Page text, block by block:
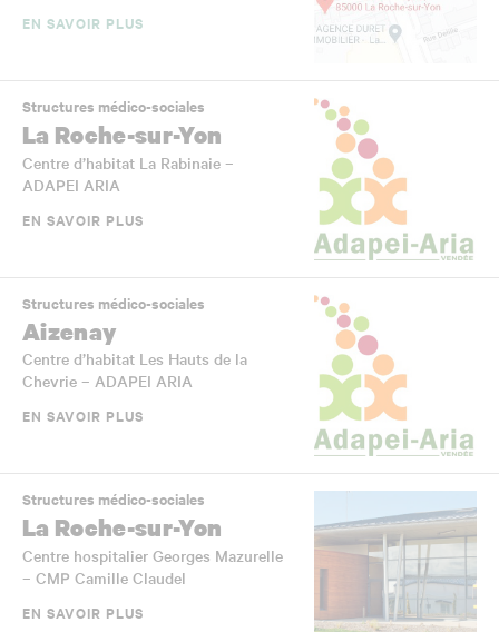
EN SAVOIR PLUS
Structures médico-sociales
La Roche-sur-Yon
Centre d’habitat La Rabinaie –
ADAPEI ARIA
EN SAVOIR PLUS
Structures médico-sociales
Aizenay
Centre d’habitat Les Hauts de la
Chevrie – ADAPEI ARIA
EN SAVOIR PLUS
Structures médico-sociales
La Roche-sur-Yon
Centre hospitalier Georges Mazurelle
– CMP Camille Claudel
EN SAVOIR PLUS